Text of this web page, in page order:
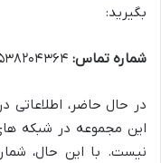
بگیرید:
شماره تماس:
در حال حاضر،
این مجموعه در شبکه
نیست. با این حال،